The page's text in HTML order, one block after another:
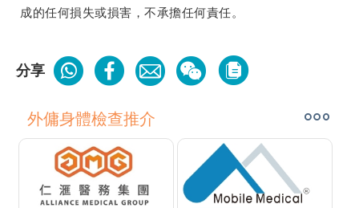
成的任何損失或損害，不承擔任何責任。
分享
外傭身體檢查推介